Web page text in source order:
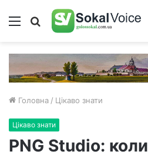
Меню Пошук
Головна / Цікаво знати
Цікаво знати
PNG Studio: коли